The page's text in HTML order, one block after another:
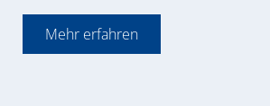
Mehr erfahren